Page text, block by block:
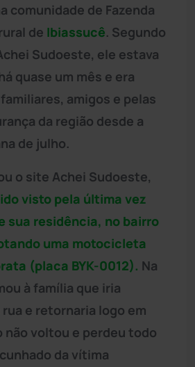
comunidade de Fazenda
de Ibiassucê. Segundo
Sudoeste, ele estava
quase um mês e era
amigos e pelas
da região desde a
de julho.
o site Achei Sudoeste,
visto pela última vez
sua residência, no bairro
uma motocicleta
(placa BYK-0012). Na
à família que iria
e retornaria logo em
não voltou e perdeu todo
da vítima